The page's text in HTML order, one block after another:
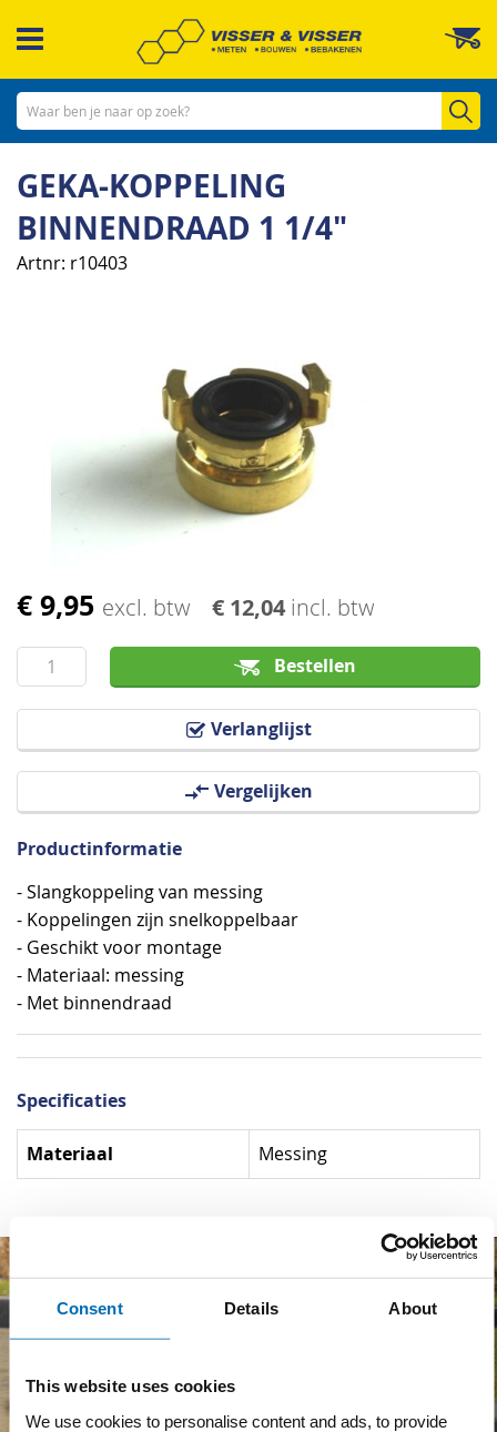
Consent Details About
This website uses cookies
We use cookies to personalise content and ads, to provide
naar
inhoud
GEKA-KOPPELING
BINNENDRAAD 1 1/4"
Artnr r10403
€ 9,95 excl. btw € 12,04 incl. btw
Bestellen
Verlanglijst
Vergelijken
afbeeldingen-
Ga
het
begin
van
Productinformatie
- Slangkoppeling van messing
- Koppelingen zijn snelkoppelbaar
- Geschikt voor montage
- Materiaal: messing
- Met binnendraad
Specificaties
Specificaties
Materiaal Messing